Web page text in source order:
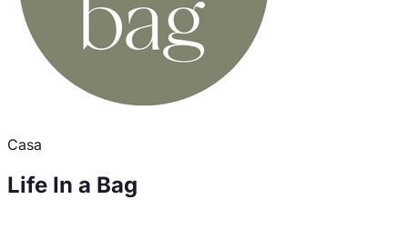
Casa
Life In a Bag